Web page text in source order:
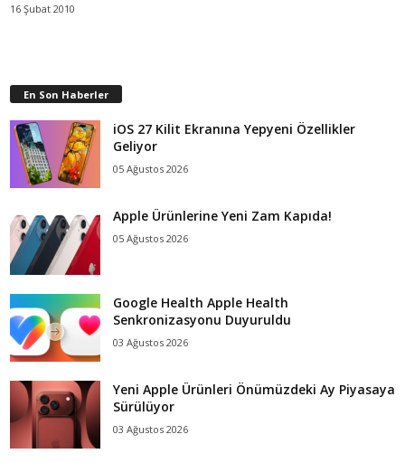
16 Şubat 2010
En Son Haberler
iOS 27 Kilit Ekranına Yepyeni Özellikler
Geliyor
05 Ağustos 2026
Apple Ürünlerine Yeni Zam Kapıda!
05 Ağustos 2026
Google Health Apple Health
Senkronizasyonu Duyuruldu
03 Ağustos 2026
Yeni Apple Ürünleri Önümüzdeki Ay Piyasaya
Sürülüyor
03 Ağustos 2026